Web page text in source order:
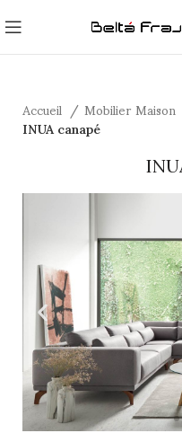
Accueil Mobilier Maison
INUA canapé